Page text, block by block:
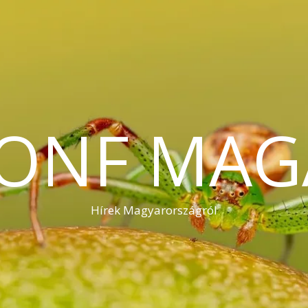
Hírek Magyarországról